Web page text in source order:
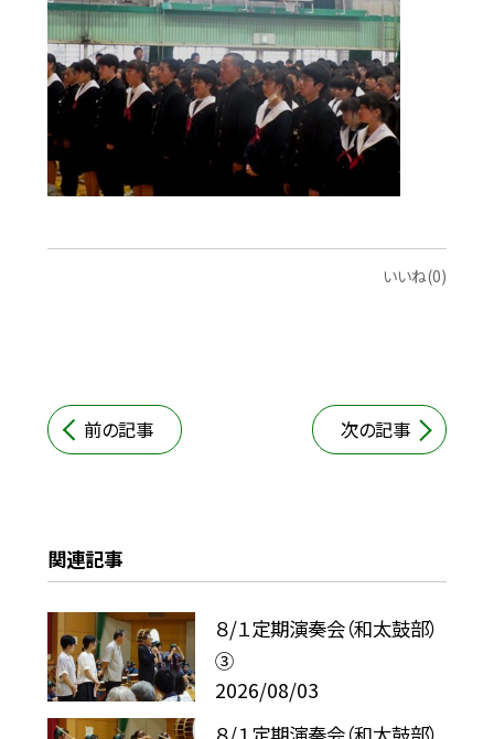
いいね(0)
前の記事 次の記事
関連記事
８/１定期演奏会（和太鼓部）
③
2026/08/03